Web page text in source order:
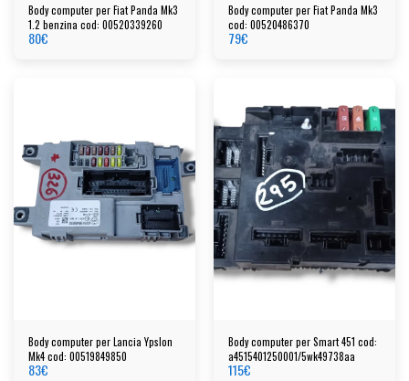
Body computer per Fiat Panda Mk3
1.2 benzina cod: 00520339260
80€
Body computer per Fiat Panda Mk3
cod: 00520486370
79€
Body computer per Lancia Ypslon
Mk4 cod: 00519849850
83€
Body computer per Smart 451 cod:
a4515401250001/5wk49738aa
115€